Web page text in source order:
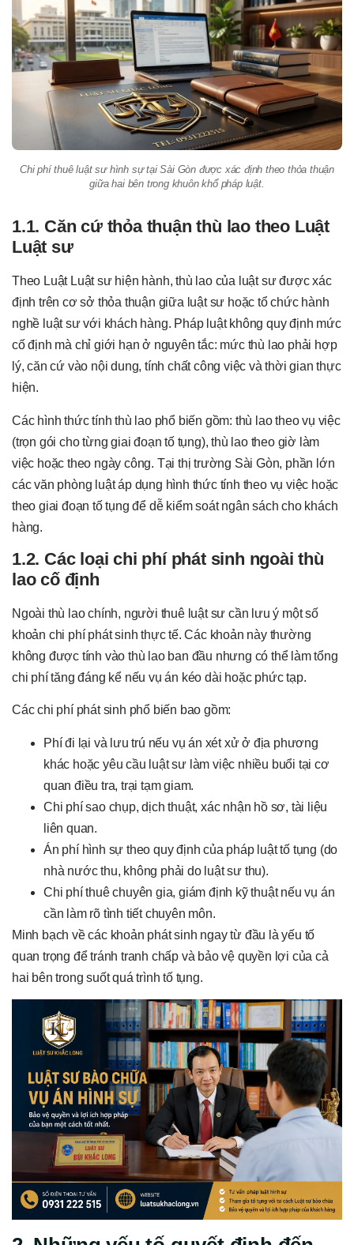
Chi phí thuê luật sư hình sự tại Sài Gòn được xác định theo thỏa thuận
giữa hai bên trong khuôn khổ pháp luật.
1.1. Căn cứ thỏa thuận thù lao theo Luật
Luật sư
Theo Luật Luật sư hiện hành, thù lao của luật sư được xác
định trên cơ sở thỏa thuận giữa luật sư hoặc tổ chức hành
nghề luật sư với khách hàng. Pháp luật không quy định mức
cố định mà chỉ giới hạn ở nguyên tắc: mức thù lao phải hợp
lý, căn cứ vào nội dung, tính chất công việc và thời gian thực
hiện.
Các hình thức tính thù lao phổ biến gồm: thù lao theo vụ việc
(trọn gói cho từng giai đoạn tố tụng), thù lao theo giờ làm
việc hoặc theo ngày công. Tại thị trường Sài Gòn, phần lớn
các văn phòng luật áp dụng hình thức tính theo vụ việc hoặc
theo giai đoạn tố tụng để dễ kiểm soát ngân sách cho khách
hàng.
1.2. Các loại chi phí phát sinh ngoài thù
lao cố định
Ngoài thù lao chính, người thuê luật sư cần lưu ý một số
khoản chi phí phát sinh thực tế. Các khoản này thường
không được tính vào thù lao ban đầu nhưng có thể làm tổng
chi phí tăng đáng kể nếu vụ án kéo dài hoặc phức tạp.
Các chi phí phát sinh phổ biến bao gồm:
Phí đi lại và lưu trú nếu vụ án xét xử ở địa phương
khác hoặc yêu cầu luật sư làm việc nhiều buổi tại cơ
quan điều tra, trại tạm giam.
Chi phí sao chụp, dịch thuật, xác nhận hồ sơ, tài liệu
liên quan.
Án phí hình sự theo quy định của pháp luật tố tụng (do
nhà nước thu, không phải do luật sư thu).
Chi phí thuê chuyên gia, giám định kỹ thuật nếu vụ án
cần làm rõ tình tiết chuyên môn.
Minh bạch về các khoản phát sinh ngay từ đầu là yếu tố
quan trọng để tránh tranh chấp và bảo vệ quyền lợi của cả
hai bên trong suốt quá trình tố tụng.